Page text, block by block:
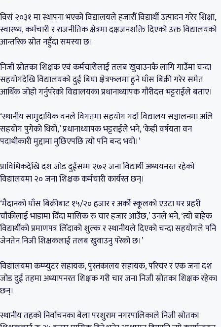
विसं २०३१ मा स्थापना भएको विद्यालयले हजारौँ विद्यार्थी उत्पादन गरेर शिक्षा,
स्वास्थ्य, कर्मचारी र राजनीतिक क्षेत्रमा दक्षजनशक्ति दिएको उक्त विद्यालयको
आन्तरिक स्रोत नहुँदा समस्या छ।
निजी स्रोतका शिक्षक एवं कर्मचारीलाई तलब खुवाउनकै लागि गाउँमा चन्दा
सहयोगदेखि विद्यालयको दुई बिघा क्षेत्रफलमा हुने घाँस बिक्री गरेर समेत
आर्थिक जोहो गर्नुपरेको विद्यालयका प्रधानाध्यापक गौरीदत्त भट्टराईले बताए।
‘स्थानीय सामुदायिक वनले विगतमा सहयोग गर्दा विद्यालय सञ्चालनमा अलि
सहयोग पुगेको थियो,’ प्रधानाध्यापक भट्टराईले भने, ‘केही वर्षयता वन
पदाधीकारी मुद्दामा मुछिएपछि त्यो पनि बन्द भयो।’
प्राविधिकदेखि दश जोड दुईसम्म २७२ जना विद्यार्थी अध्ययनरत रहेको
विद्यालयमा २० जना शिक्षक कर्मचारी कार्यरत छन्।
‘मैदानको घाँस बिक्रीबाट १५/२० हजार र अर्को स्कूलको एउटा घर प्रहरी
चौकीलाई भाडामा दिँदा मासिक रु चार हजार आउँछ,’ उनले भने, ‘त्यो बाहेक
विद्यार्थीको प्रमाणपत्र लिँदाको शुल्क र स्थानीयले दिएको चन्दा सहयोगले पनि
जेनतेन निजी शिक्षकलाई तलब खुवाउनु परेको छ।’
विद्यालयमा कम्प्युटर सहायक, पुस्तकालय सहायक, परिचर र एक जना दश
जोड दुई तहमा अध्यापनरत शिक्षक गरी चार जना निजी स्रोतका शिक्षक रहेका
छन्।
स्थानीय तहको निर्वाचनका बेला परशुराम नगरपालिकाले निजी स्रोतका